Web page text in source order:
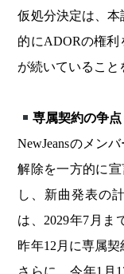
仮処分決定は、
的にADORの権
が続いていること
専属契約の争点
NewJeansのメン
解除を一方的に
し、新曲発表の
は、2029年7月ま
昨年12月に専属契